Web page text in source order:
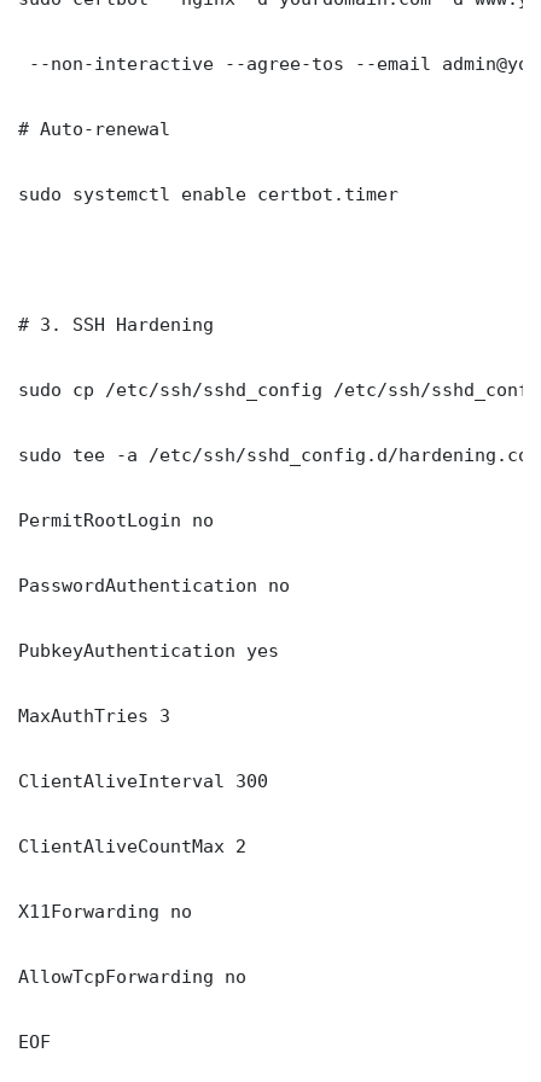
--non-interactive --agree-tos --email
# Auto-renewal
sudo systemctl enable certbot.timer
# 3. SSH Hardening
sudo cp /etc/ssh/sshd_config /etc/ssh/
sudo tee -a /etc/ssh/sshd_config.d/
PermitRootLogin no
PasswordAuthentication no
PubkeyAuthentication yes
MaxAuthTries 3
ClientAliveInterval 300
ClientAliveCountMax 2
X11Forwarding no
AllowTcpForwarding no
EOF